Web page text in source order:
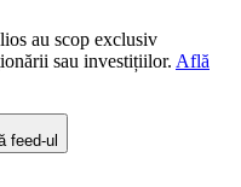
au scop exclusiv
sau investițiilor. Află
feed-ul